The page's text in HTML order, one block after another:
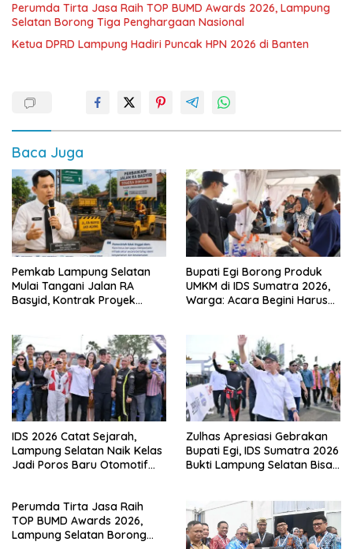
Perumda Tirta Jasa Raih TOP BUMD Awards 2026, Lampung
Selatan Borong Tiga Penghargaan Nasional
Ketua DPRD Lampung Hadiri Puncak HPN 2026 di Banten
Baca Juga
Pemkab Lampung Selatan
Mulai Tangani Jalan RA
Basyid, Kontrak Proyek
Bupati Egi Borong Produk
UMKM di IDS Sumatra 2026,
Warga: Acara Begini Harus
IDS 2026 Catat Sejarah,
Lampung Selatan Naik Kelas
Jadi Poros Baru Otomotif
Zulhas Apresiasi Gebrakan
Bupati Egi, IDS Sumatra 2026
Bukti Lampung Selatan Bisa
Perumda Tirta Jasa Raih
TOP BUMD Awards 2026,
Lampung Selatan Borong